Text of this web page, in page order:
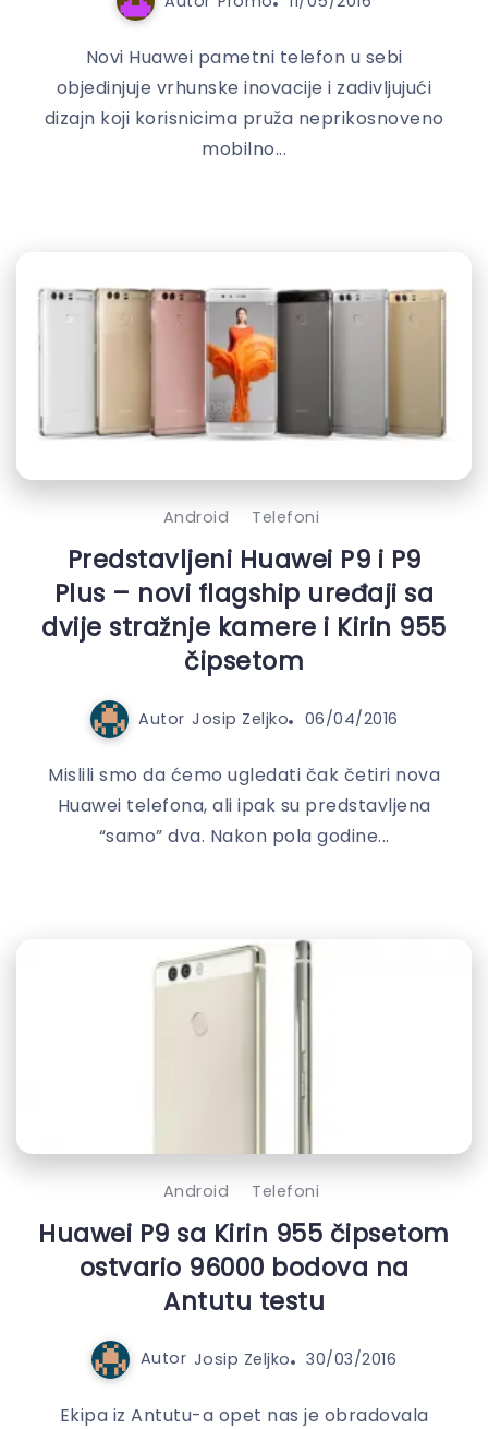
Novi Huawei pametni telefon u sebi
objedinjuje vrhunske inovacije i zadivljujući
dizajn koji korisnicima pruža neprikosnoveno
mobilno...
Android Telefoni
Predstavljeni Huawei P9 i P9
Plus – novi flagship uređaji sa
dvije stražnje kamere i Kirin 955
čipsetom
Autor Josip Zeljko 06/04/2016
Mislili smo da ćemo ugledati čak četiri nova
Huawei telefona, ali ipak su predstavljena
“samo” dva. Nakon pola godine...
Android Telefoni
Huawei P9 sa Kirin 955 čipsetom
ostvario 96000 bodova na
Antutu testu
Autor Josip Zeljko 30/03/2016
Ekipa iz Antutu-a opet nas je obradovala